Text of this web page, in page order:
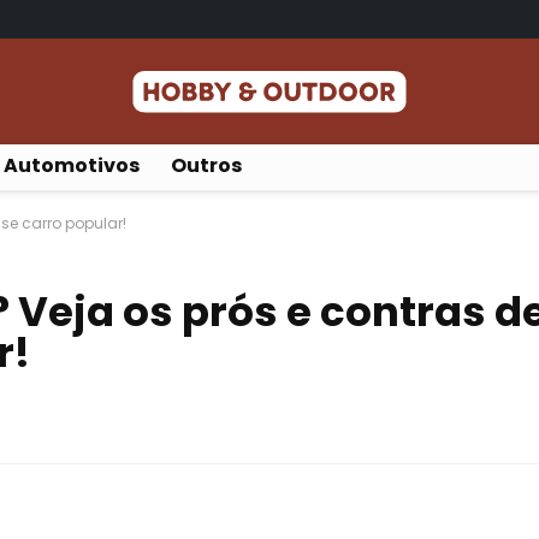
Automotivos Outros
carro popular!
Veja os prós e contras